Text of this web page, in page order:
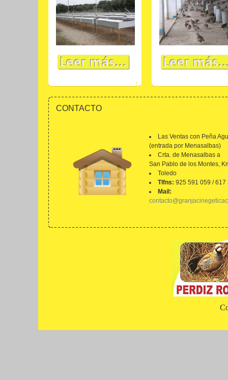
CONTACTO
Las Ventas con Peña
(entrada por Menasalbas)
Crta. de Menasalbas a
San Pablo de los Montes,
Toledo
Tlfns: 925 591 059 / 617
Mail: